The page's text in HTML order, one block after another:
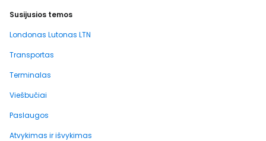
Susijusios temos
Londonas Lutonas LTN
Transportas
Terminalas
Viešbučiai
Paslaugos
Atvykimas ir išvykimas